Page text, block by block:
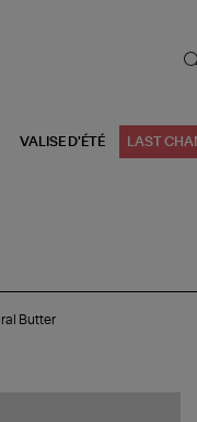
VALISE D'ÉTÉ LAST
Butter